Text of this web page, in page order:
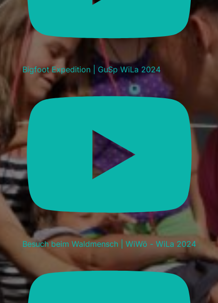
Bigfoot Expedition | GuSp WiLa 2024
Besuch beim Waldmensch | WiWö - WiLa 2024